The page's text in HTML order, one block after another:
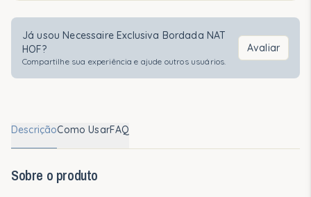
Já usou Necessaire Exclusiva Bordada NAT
HOF?
Compartilhe sua experiência e ajude outros usuários.
Avaliar
DescriçãoComo UsarFAQ
Sobre o produto